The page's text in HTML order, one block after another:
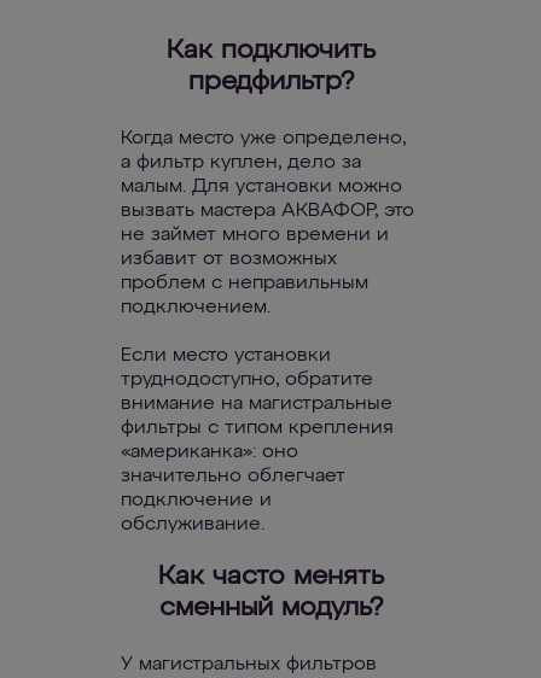
Как подключить
предфильтр?
Когда место уже определено,
а фильтр куплен, дело за
малым. Для установки можно
вызвать мастера АКВАФОР, это
не займет много времени и
избавит от возможных
проблем с неправильным
подключением.
Если место установки
труднодоступно, обратите
внимание на магистральные
фильтры с типом крепления
«американка»: оно
значительно облегчает
подключение и
обслуживание.
Как часто менять
сменный модуль?
У магистральных фильтров